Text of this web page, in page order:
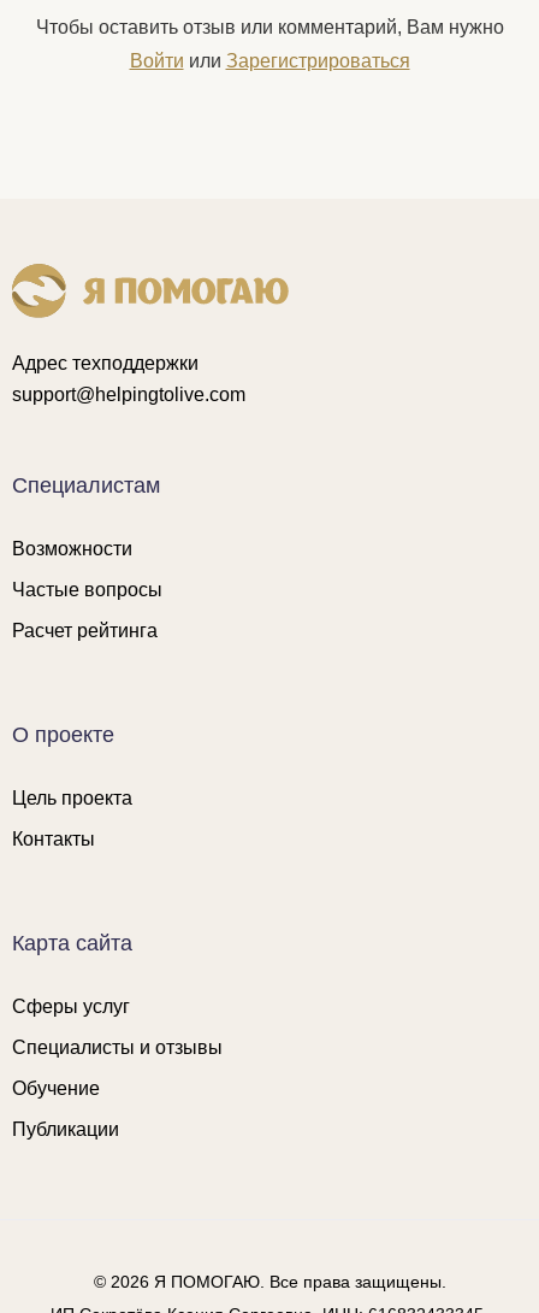
Чтобы оставить отзыв или комментарий, Вам нужно
Войти или Зарегистрироваться
Адрес техподдержки
support@helpingtolive.com
Специалистам
Возможности
Частые вопросы
Расчет рейтинга
О проекте
Цель проекта
Контакты
Карта сайта
Сферы услуг
Специалисты и отзывы
Обучение
Публикации
© 2026 Я ПОМОГАЮ. Все права защищены.